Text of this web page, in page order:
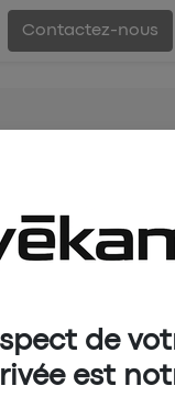
Contactez-nous
de
est